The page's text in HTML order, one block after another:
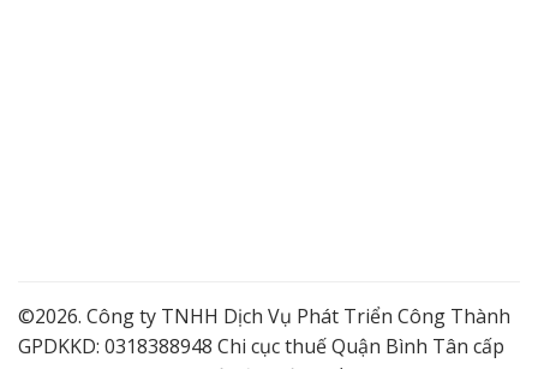
©2026. Công ty TNHH Dịch Vụ Phát Triển Công Thành
GPDKKD: 0318388948 Chi cục thuế Quận Bình Tân cấp